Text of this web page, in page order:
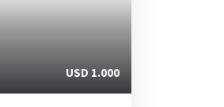
USD 1.000